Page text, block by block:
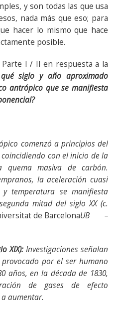
y son todas las que usa
nada más que eso; para
hacer lo mismo que hace
posible.
I / II en respuesta a la
siglo y año aproximado
antrópico que se manifiesta
comenzó a principios del
coincidiendo con el inicio de la
quema masiva de carbón.
la aceleración cuasi
y temperatura se manifiesta
mitad del siglo XX (c.
UB –
XIX): Investigaciones señalan
por el ser humano
años, en la década de 1830,
de gases de efecto
aumentar.